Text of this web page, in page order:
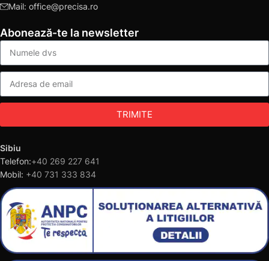
Mail: office@precisa.ro
Abonează-te la newsletter
TRIMITE
Sibiu
Telefon:+40 269 227 641
Mobil: +40 731 333 834